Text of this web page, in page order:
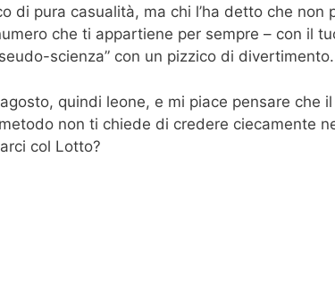
di pura casualità, ma chi l’ha detto che
che ti appartiene per sempre – con il
scienza” con un pizzico di divertimento.
quindi leone, e mi piace pensare che
non ti chiede di credere ciecamente
col Lotto?